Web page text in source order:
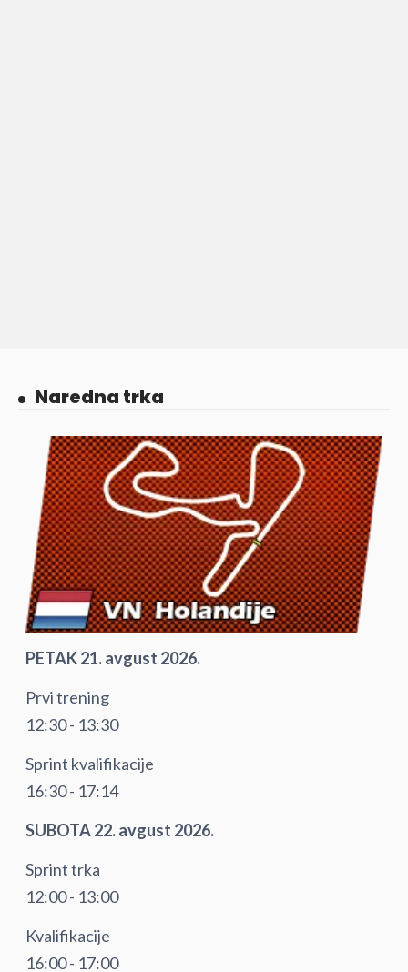
Naredna trka
PETAK 21. avgust 2026.
Prvi trening
12:30 - 13:30
Sprint kvalifikacije
16:30 - 17:14
SUBOTA 22. avgust 2026.
Sprint trka
12:00 - 13:00
Kvalifikacije
16:00 - 17:00